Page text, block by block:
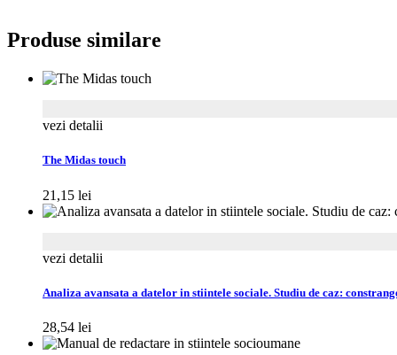
Produse similare
vezi detalii
The Midas touch
21,15 lei
vezi detalii
Analiza avansata a datelor in stiintele sociale. Studiu de caz:
28,54 lei